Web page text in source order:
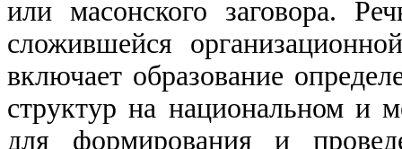
или масонского заговора.
сложившейся
включает образование
структур на национальном и
для формирования и